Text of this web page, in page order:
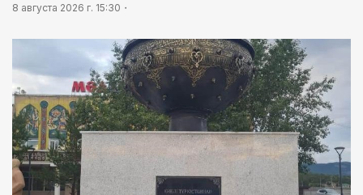
8 августа 2026 г. 15:30